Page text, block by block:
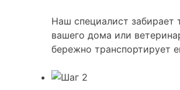
Наш специалист забирает
вашего дома или
бережно транспортирует